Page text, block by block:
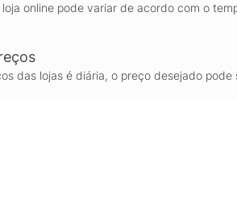
online pode variar de acordo com o
das lojas é diária, o preço desejado